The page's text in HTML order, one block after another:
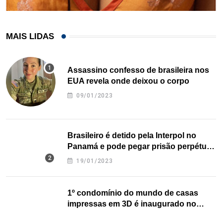
MAIS LIDAS
Assassino confesso de brasileira nos
EUA revela onde deixou o corpo
09/01/2023
Brasileiro é detido pela Interpol no
Panamá e pode pegar prisão perpétua
nos EUA
19/01/2023
1º condomínio do mundo de casas
impressas em 3D é inaugurado no